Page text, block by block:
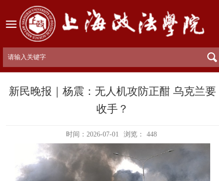
新民晚报｜杨震：无人机攻防正酣 乌克兰要
收手？
时间：2026-07-01 浏览： 448